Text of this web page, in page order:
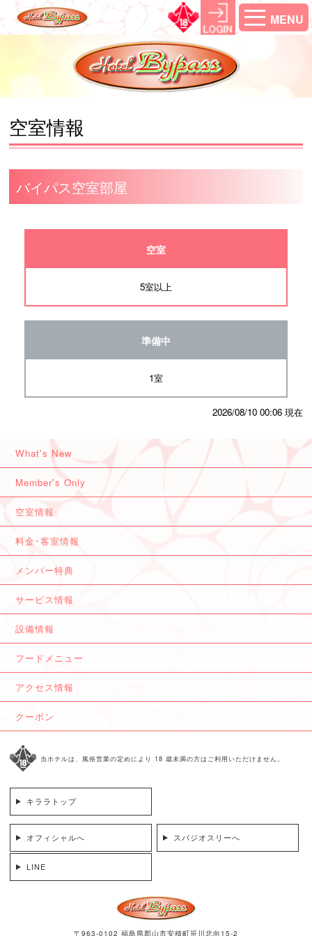
MENU
空室情報
バイパス空室部屋
空室
5室以上
準備中
1室
2026/08/10 00:06 現在
What's New
Member's Only
空室情報
料金･客室情報
メンバー特典
サービス情報
設備情報
フードメニュー
アクセス情報
クーポン
当ホテルは、風俗営業の定めにより 18 歳未満の方はご利用いただけません。
キララトップ
オフィシャルへ スパジオスリーへ
LINE
〒963-0102 福島県郡山市安積町笹川北向15-2